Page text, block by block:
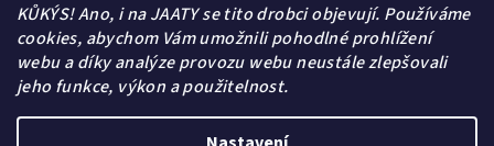
KŮKÝS! Ano, i na JAATY se tito drobci objevují. Používáme
cookies, abychom Vám umožnili pohodlné prohlížení
webu a díky analýze provozu webu neustále zlepšovali
jeho funkce, výkon a použitelnost.
605564114